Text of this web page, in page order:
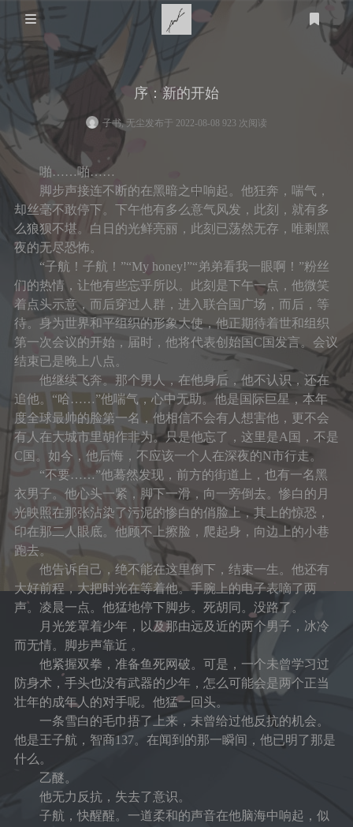
家乡
友链
技术知识
计算机
游戏
STEAM
明日方舟
皇室战争
泰拉瑞亚
体育
羽毛球
篮球
足球
教育
心理
时间规划
语言
面试
生活
衣
食
住
区域旅行套装
经济管理
时光轴
小学
初中
高中
大学
艺术
美术
文学
音乐
表演
留言板
说说
番剧
赞赏
登录
登录
序：新的开始
子书, 无尘发布于 2022-08-08 923 次阅读
啪……啪……
脚步声接连不断的在黑暗之中响起。他狂奔，喘气，
却丝毫不敢停下。下午他有多么意气风发，此刻，就有多
么狼狈不堪。白日的光鲜亮丽，此刻已荡然无存，唯剩黑
夜的无尽恐怖。
“子航！子航！”“My honey!”“弟弟看我一眼啊！”粉丝
们的热情，让他有些忘乎所以。此刻是下午一点，他微笑
着点头示意，而后穿过人群，进入联合国广场，而后，等
待。身为世界和平组织的形象大使，他正期待着世和组织
第一次会议的开始，届时，他将代表创始国C国发言。会议
结束已是晚上八点。
他继续飞奔。那个男人，在他身后，他不认识，还在
追他。“哈……”他喘气，心中无助。他是国际巨星，本年
度全球最帅的脸第一名，他相信不会有人想害他，更不会
有人在大城市里胡作非为。只是他忘了，这里是A国，不是
C国。如今，他后悔，不应该一个人在深夜的N市行走。
“不要……”他蓦然发现，前方的街道上，也有一名黑
衣男子。他心头一紧，脚下一滑，向一旁倒去。惨白的月
光映照在那张沾染了污泥的惨白的俏脸上，其上的惊恐，
印在那二人眼底。他顾不上擦脸，爬起身，向边上的小巷
跑去。
他告诉自己，绝不能在这里倒下，结束一生。他还有
大好前程，大把时光在等着他。手腕上的电子表嘀了两
声。凌晨一点。他猛地停下脚步。死胡同。没路了。
月光笼罩着少年，以及那由远及近的两个男子，冰冷
而无情。脚步声靠近 。
他紧握双拳，准备鱼死网破。可是，一个未曾学习过
防身术，手头也没有武器的少年，怎么可能会是两个正当
壮年的成年人的对手呢。他猛一回头。
一条雪白的毛巾捂了上来，未曾给过他反抗的机会。
他是王子航，智商137。在闻到的那一瞬间，他已明了那是
什么。
乙醚。
他无力反抗，失去了意识。
子航，快醒醒。一道柔和的声音在他脑海中响起，似